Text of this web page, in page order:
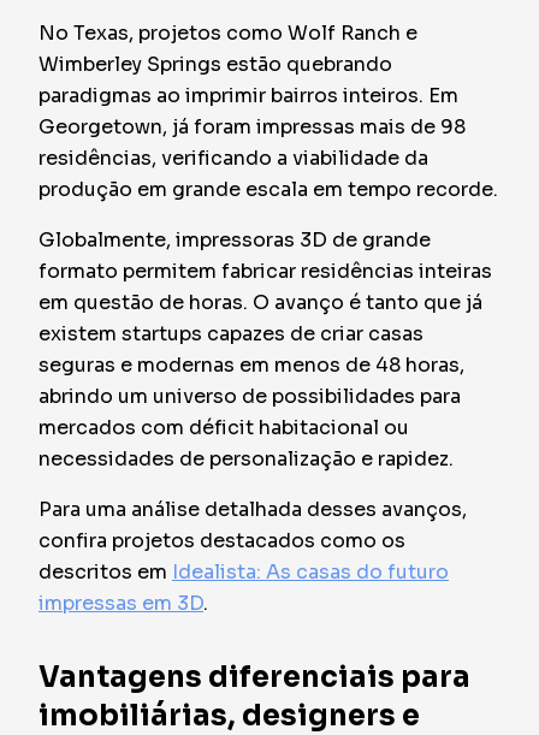
No Texas, projetos como Wolf Ranch e
Wimberley Springs estão quebrando
paradigmas ao imprimir bairros inteiros. Em
Georgetown, já foram impressas mais de 98
residências, verificando a viabilidade da
produção em grande escala em tempo recorde.
Globalmente, impressoras 3D de grande
formato permitem fabricar residências inteiras
em questão de horas. O avanço é tanto que já
existem startups capazes de criar casas
seguras e modernas em menos de 48 horas,
abrindo um universo de possibilidades para
mercados com déficit habitacional ou
necessidades de personalização e rapidez.
Para uma análise detalhada desses avanços,
confira projetos destacados como os
descritos em Idealista: As casas do futuro
impressas em 3D.
Vantagens diferenciais para
imobiliárias, designers e